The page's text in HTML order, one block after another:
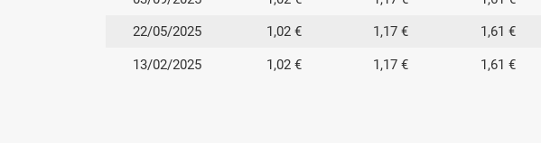
22/05/2025 1,02 € 1,17 € 1,61 €
13/02/2025 1,02 € 1,17 € 1,61 €